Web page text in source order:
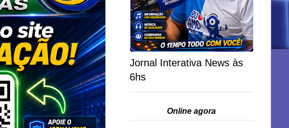
Jornal Interativa News às
6hs
Online agora